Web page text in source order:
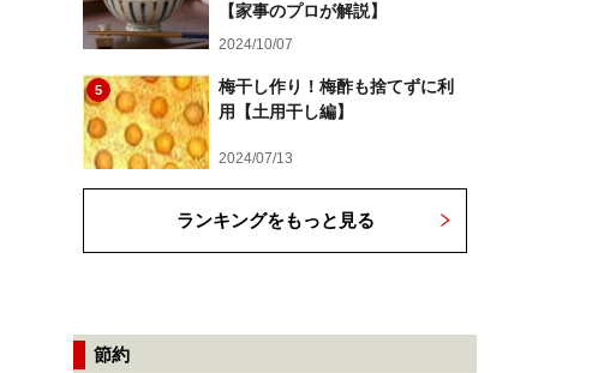
【家事のプロが解説】
2024/10/07
5
梅干し作り！梅酢も捨てずに利
用【土用干し編】
2024/07/13
ランキングをもっと見る
節約